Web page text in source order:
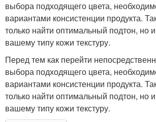
выбора подходящего цвета,
вариантами консистенции продукта.
только найти оптимальный подтон, но
вашему типу кожи текстуру.
Перед тем как перейти
выбора подходящего цвета,
вариантами консистенции продукта.
только найти оптимальный подтон, но
вашему типу кожи текстуру.